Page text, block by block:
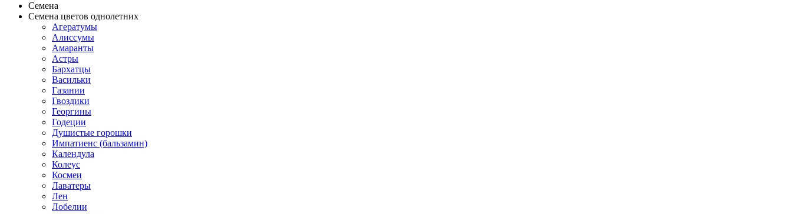
Семена
Семена цветов однолетних
Агератумы
Алиссумы
Амаранты
Астры
Бархатцы
Васильки
Газании
Гвоздики
Георгины
Годеции
Душистые горошки
Импатиенс (бальзамин)
Календула
Колеус
Космеи
Лаватеры
Лен
Лобелии